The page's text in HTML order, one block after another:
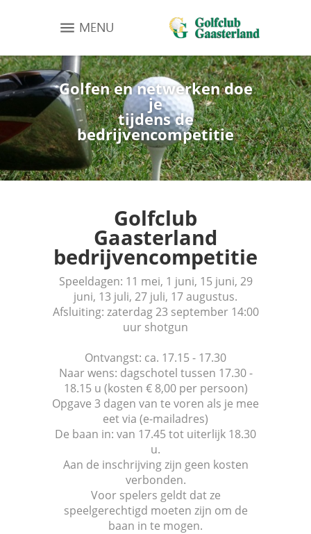
MENU
Golfen en netwerken doe
je
tijdens de
bedrijvencompetitie
Golfclub
Gaasterland
bedrijvencompetitie
Speeldagen: 11 mei, 1 juni, 15 juni, 29
juni, 13 juli, 27 juli, 17 augustus.
Afsluiting: zaterdag 23 september 14:00
uur shotgun
Ontvangst: ca. 17.15 - 17.30
Naar wens: dagschotel tussen 17.30 -
18.15 u (kosten € 8,00 per persoon)
Opgave 3 dagen van te voren als je mee
eet via (e-mailadres)
De baan in: van 17.45 tot uiterlijk 18.30
u.
Aan de inschrijving zijn geen kosten
verbonden.
Voor spelers geldt dat ze
speelgerechtigd moeten zijn om de
baan in te mogen.